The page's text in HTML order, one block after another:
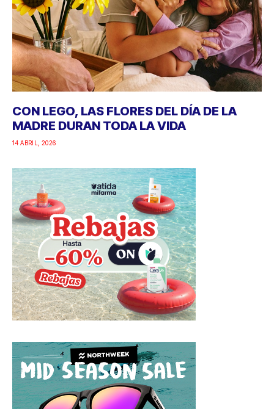
CON LEGO, LAS FLORES DEL DÍA DE LA
MADRE DURAN TODA LA VIDA
14 ABRIL, 2026